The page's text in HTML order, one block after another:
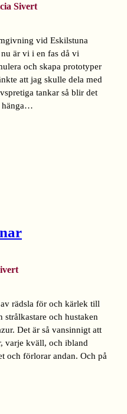
Sivert
vid Eskilstuna
är vi i en fas då vi
och skapa prototyper
att jag skulle dela med
tankar så blir det
hänga…
rädsla för och kärlek till
strålkastare och hustaken
Det är så vansinnigt att
varje kväll, och ibland
och förlorar andan. Och på